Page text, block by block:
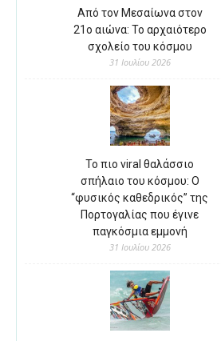
Από τον Μεσαίωνα στον
21ο αιώνα: Το αρχαιότερο
σχολείο του κόσμου
31 Ιουλίου 2026
Το πιο viral θαλάσσιο
σπήλαιο του κόσμου: Ο
“φυσικός καθεδρικός” της
Πορτογαλίας που έγινε
παγκόσμια εμμονή
31 Ιουλίου 2026